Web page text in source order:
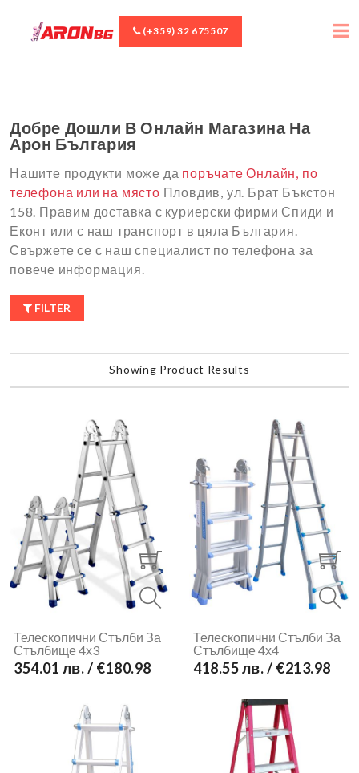
(+359) 32 675507
Добре Дошли В Онлайн Магазина На
Арон България
Нашите продукти може да поръчате Онлайн, по
телефона или на място Пловдив, ул. Брат Бъкстон
158. Правим доставка с куриерски фирми Спиди и
Еконт или с наш транспорт в цяла България.
Свържете се с наш специалист по телефона за
повече информация.
FILTER
Showing Product Results
Телескопични Стълби За
Стълбище 4х3
354.01 лв. / €180.98
Телескопични Стълби За
Стълбище 4х4
418.55 лв. / €213.98